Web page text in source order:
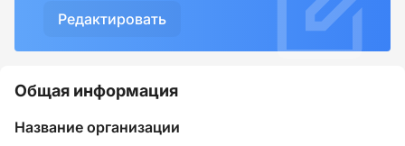
Редактировать
Общая информация
Название организации